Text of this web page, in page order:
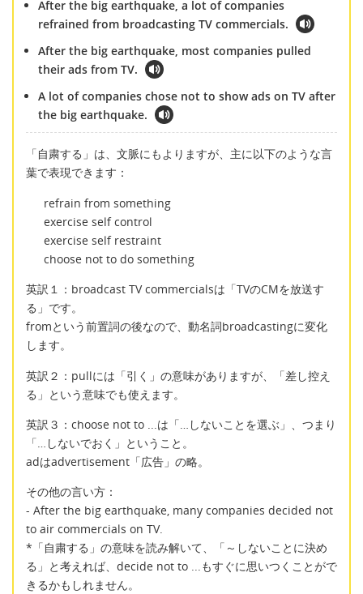
After the big earthquake, a lot of companies
refrained from broadcasting TV commercials.
After the big earthquake, most companies pulled
their ads from TV.
A lot of companies chose not to show ads on TV after
the big earthquake.
「自粛する」は、文脈にもよりますが、主に以下のような言
葉で表現できます：
refrain from something
exercise self control
exercise self restraint
choose not to do something
英訳１：broadcast TV commercialsは「TVのCMを放送す
る」です。
fromという前置詞の後なので、動名詞broadcastingに変化
します。
英訳２：pullには「引く」の意味がありますが、「差し控え
る」という意味でも使えます。
英訳３：choose not to ...は「…しないことを選ぶ」、つまり
「…しないでおく」ということ。
adはadvertisement「広告」の略。
その他の言い方：
- After the big earthquake, many companies decided not
to air commercials on TV.
*「自粛する」の意味を読み解いて、「～しないことに決め
る」と考えれば、decide not to ...もすぐに思いつくことがで
きるかもしれません。